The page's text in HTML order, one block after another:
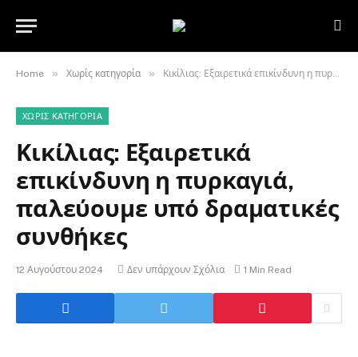
Home » Χωρίς κατηγορία » Κικίλιας: Εξαιρετικά επικίνδυνη η πυρκαγιά, παλεύουμε υπό δραματικές συνθήκες
ΧΩΡΊΣ ΚΑΤΗΓΟΡΊΑ
Κικίλιας: Εξαιρετικά
επικίνδυνη η πυρκαγιά,
παλεύουμε υπό δραματικές
συνθήκες
12 Αυγούστου 2024 Δεν υπάρχουν Σχόλια 1 Min Read